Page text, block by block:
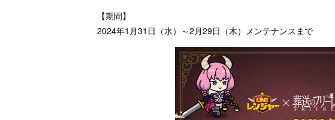
【期間】
2024年1月31日（水）～2月29日（木）メンテナンスまで